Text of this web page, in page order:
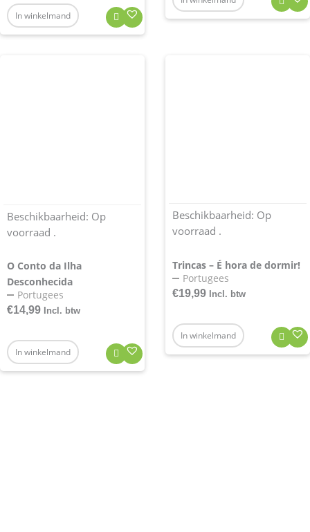
In winkelmand
Beschikbaarheid: Op
voorraad .
O Conto da Ilha
Desconhecida
Portugees
€14,99 Incl. btw
In winkelmand
Beschikbaarheid: Op
voorraad .
Trincas – É hora de dormir!
Portugees
€19,99 Incl. btw
In winkelmand